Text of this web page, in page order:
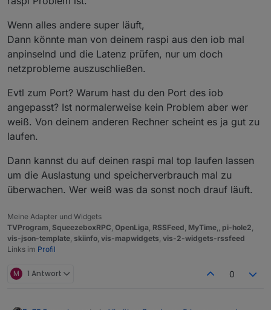
also ich habe dein Befehl mal probiert und es läuft
irgendwie im Gesamten etwas langsamer als zuvor.
Manche Ansichten switchen in paar Sekunden aber
spätestens nach dem 3. Klick lädt es mehrere Minuten
lang. Aber so die Visualisierung ist halt etwas träger.
das gute hierbei.
Wenn alles andere super läuft,
Dann könnte man von deinem raspi aus den iob mal
anpinselnd und die Latenz prüfen, nur um doch
netzprobleme auszuschließen.
Evtl zum Port? Warum hast du den Port des iob
angepasst? Ist normalerweise kein Problem aber wer
weiß. Von deinem anderen Rechner scheint es ja gut zu
laufen.
Dann kannst du auf deinen raspi mal top laufen lassen
um die Auslastung und speicherverbrauch mal zu
überwachen. Wer weiß was da sonst noch drauf läuft.
Meine Adapter und Widgets
TVProgram SqueezeboxRPC OpenLiga RSSFeed MyTime pi-hole2
vis-json-template skiinfo vis-mapwidgets vis-2-widgets-rssfeed
Links im Profil
M 1 Antwort 0